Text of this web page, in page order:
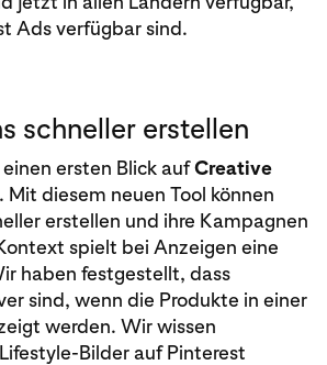
Ads verfügbar sind.
schneller erstellen
ersten Blick aufCreative
Mit diesem neuen Tool können
erstellen und ihre Kampagnen
spielt bei Anzeigen eine
haben festgestellt, dass
sind, wenn die Produkte in einer
werden. Wir wissen
Bilder auf Pinterest